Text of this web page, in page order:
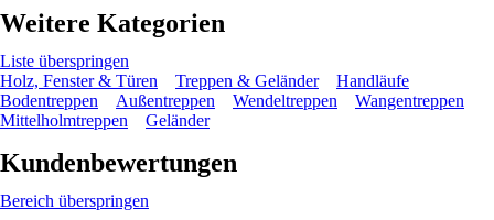
Weitere Kategorien
Liste überspringen
Holz, Fenster & Türen
Treppen & Geländer
Handläufe
Bodentreppen
Außentreppen Wendeltreppen
Wangentreppen
Mittelholmtreppen
Geländer
Kundenbewertungen
Bereich überspringen